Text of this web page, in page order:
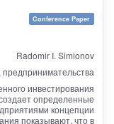
Conference Paper
Radomir I. Simionov
предпринимательства
инвестирования
определенные
концепции
показывают, что в